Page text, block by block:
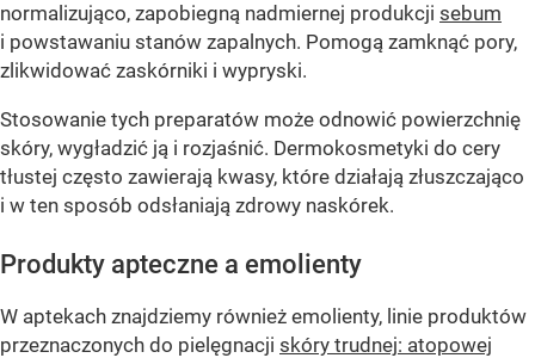
normalizująco, zapobiegną nadmiernej produkcji sebum
i powstawaniu stanów zapalnych. Pomogą zamknąć pory,
zlikwidować zaskórniki i wypryski.
Stosowanie tych preparatów może odnowić powierzchnię
skóry, wygładzić ją i rozjaśnić. Dermokosmetyki do cery
tłustej często zawierają kwasy, które działają złuszczająco
i w ten sposób odsłaniają zdrowy naskórek.
Produkty apteczne a emolienty
W aptekach znajdziemy również emolienty, linie produktów
przeznaczonych do pielęgnacji skóry trudnej: atopowej